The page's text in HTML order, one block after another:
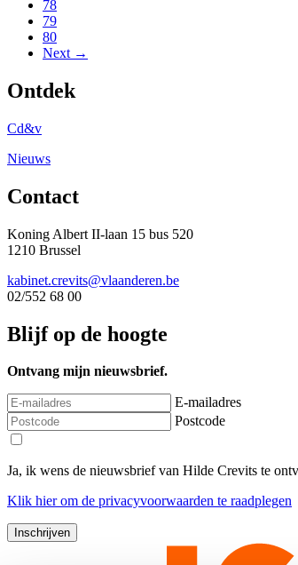
78
79
80
Next →
Ontdek
Cd&v
Nieuws
Contact
Koning Albert II-laan 15 bus 520
1210 Brussel
kabinet.crevits@vlaanderen.be
02/552 68 00
Blijf op de hoogte
Ontvang mijn nieuwsbrief.
E-mailadres
Postcode
Ja, ik wens de nieuwsbrief van Hilde Crevits te
Klik hierom de privacyvoorwaarden te raadplegen